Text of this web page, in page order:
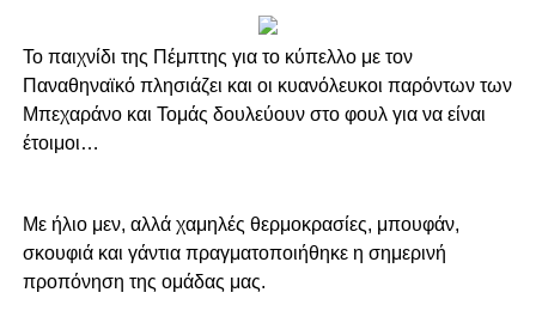
Το παιχνίδι της Πέμπτης για το κύπελλο με τον
Παναθηναϊκό πλησιάζει και οι κυανόλευκοι παρόντων των
Μπεχαράνο και Τομάς δουλεύουν στο φουλ για να είναι
έτοιμοι…
Με ήλιο μεν, αλλά χαμηλές θερμοκρασίες, μπουφάν,
σκουφιά και γάντια πραγματοποιήθηκε η σημερινή
προπόνηση της ομάδας μας.